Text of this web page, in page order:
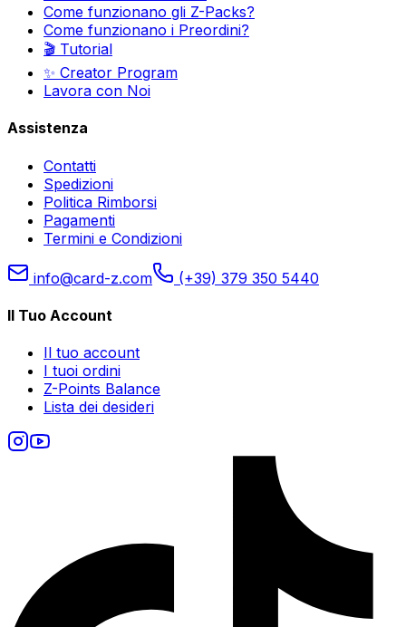
Come funzionano gli Z-Packs?
Come funzionano i Preordini?
🎬 Tutorial
✨ Creator Program
Lavora con Noi
Assistenza
Contatti
Spedizioni
Politica Rimborsi
Pagamenti
Termini e Condizioni
info@card-z.com (+39) 379 350 5440
Il Tuo Account
Il tuo account
I tuoi ordini
Z-Points Balance
Lista dei desideri